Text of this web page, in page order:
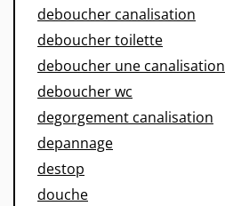
deboucher canalisation
deboucher toilette
deboucher une canalisation
deboucher wc
degorgement canalisation
depannage
destop
douche